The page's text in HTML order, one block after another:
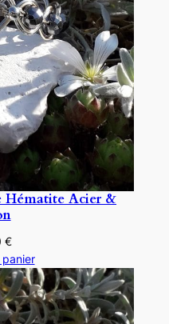
Hématite Acier &
€